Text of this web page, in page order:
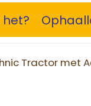
het?
Tractor met